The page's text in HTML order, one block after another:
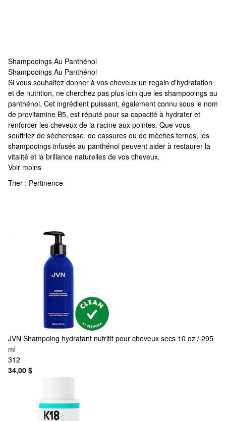
Shampooings Au Panthénol
Shampooings Au Panthénol
Shampooings Au Panthénol
Si vous souhaitez donner à vos cheveux un regain d'hydratation
et de nutrition, ne cherchez pas plus loin que les shampooings au
panthénol. Cet ingrédient puissant, également connu sous le nom
de provitamine B5, est réputé pour sa capacité à hydrater et
renforcer les cheveux de la racine aux pointes. Que vous
souffriez de sécheresse, de cassures ou de mèches ternes, les
shampooings infusés au panthénol peuvent aider à restaurer la
vitalité et la brillance naturelles de vos cheveux.
Voir moins
Trier : Pertinence
JVN Shampoing hydratant nutritif pour cheveux secs 10 oz / 295
ml
312
34,00 $